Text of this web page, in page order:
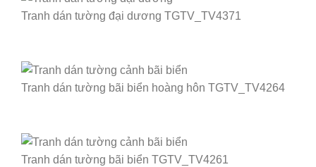
Tranh dán tường đại dương TGTV_TV4371
Tranh dán tường bãi biển hoàng hôn TGTV_TV4264
Tranh dán tường bãi biển TGTV_TV4261